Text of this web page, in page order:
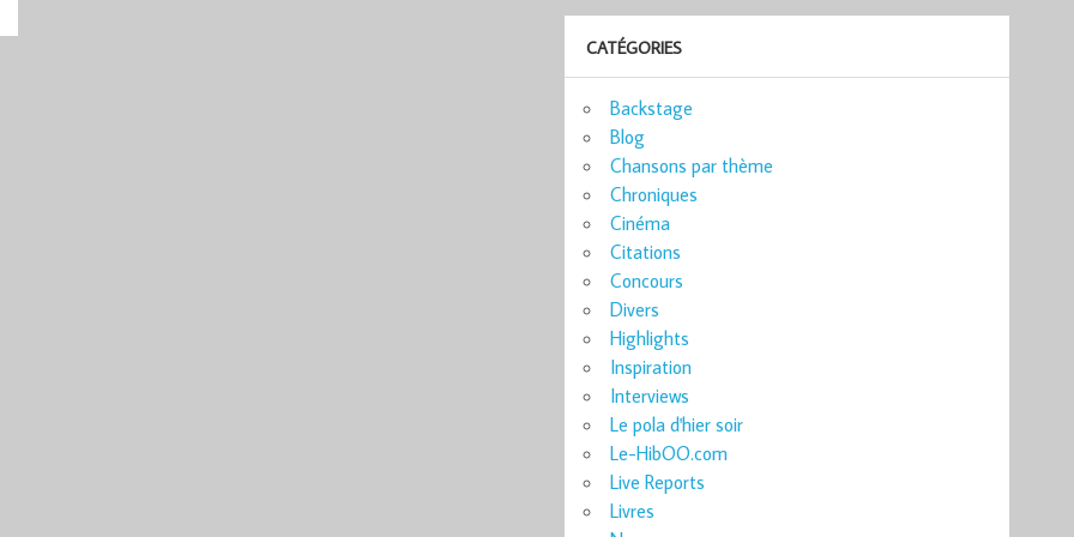
CATÉGORIES
Backstage
Blog
Chansons par thème
Chroniques
Cinéma
Citations
Concours
Divers
Highlights
Inspiration
Interviews
Le pola d'hier soir
Le-HibOO.com
Live Reports
Livres